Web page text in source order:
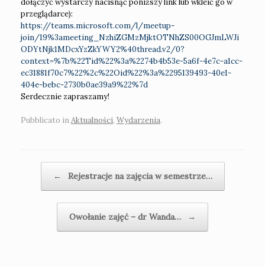
dołączyć wystarczy nacisnąć poniższy link lub wkleić go w
przeglądarce):
https://teams.microsoft.com/l/meetup-
join/19%3ameeting_NzhiZGMzMjktOTNhZS00OGJmLWJi
ODYtNjk1MDcxYzZkYWY2%40thread.v2/0?
context=%7b%22Tid%22%3a%2274b4b53e-5a6f-4e7c-a1cc-
ec31881f70c7%22%2c%22Oid%22%3a%2295139493-40e1-
404e-bebc-2730b0ae39a9%22%7d
Serdecznie zapraszamy!
Pubblicato inAktualności, Wydarzenia.
← Rejestracje na zajęcia w semestrze…
Owołanie zajęć – dr Wanda… →